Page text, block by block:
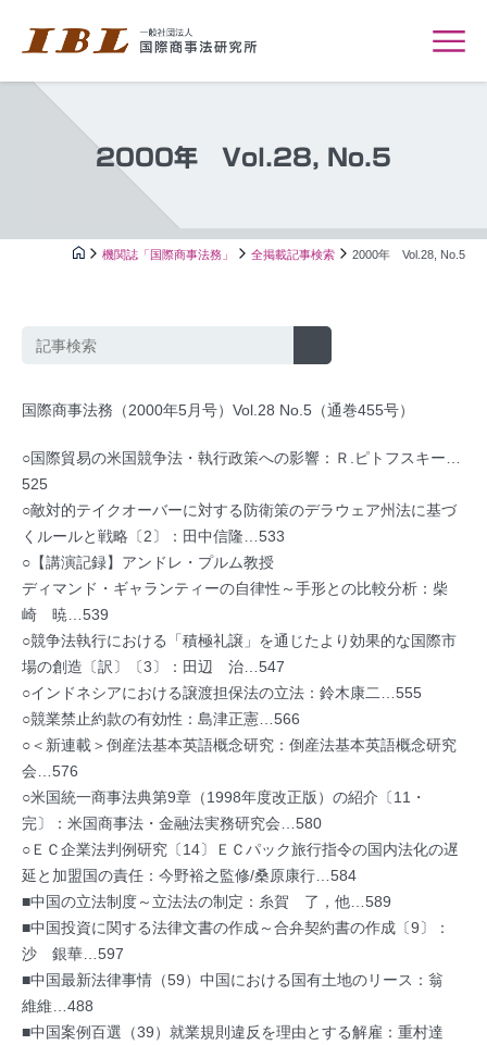
2000年 Vol.28, No.5
機関誌「国際商事法務」 全掲載記事検索 2000年 Vol.28, No.5
国際商事法務（2000年5月号）Vol.28 No.5（通巻455号）
○国際貿易の米国競争法・執行政策への影響：Ｒ.ピトフスキー…
525
○敵対的テイクオーバーに対する防衛策のデラウェア州法に基づ
くルールと戦略〔2〕：田中信隆…533
○【講演記録】アンドレ・プルム教授
ディマンド・ギャランティーの自律性～手形との比較分析：柴
崎 暁…539
○競争法執行における「積極礼譲」を通じたより効果的な国際市
場の創造〔訳〕〔3〕：田辺 治…547
○インドネシアにおける譲渡担保法の立法：鈴木康二…555
○競業禁止約款の有効性：島津正憲…566
○＜新連載＞倒産法基本英語概念研究：倒産法基本英語概念研究
会…576
○米国統一商事法典第9章（1998年度改正版）の紹介〔11・
完〕：米国商事法・金融法実務研究会…580
○ＥＣ企業法判例研究〔14〕ＥＣパック旅行指令の国内法化の遅
延と加盟国の責任：今野裕之監修/桑原康行…584
■中国の立法制度～立法法の制定：糸賀 了，他…589
■中国投資に関する法律文書の作成～合弁契約書の作成〔9〕：
沙 銀華…597
■中国最新法律事情（59）中国における国有土地のリース：翁
維維…488
■中国案例百選（39）就業規則違反を理由とする解雇：重村達